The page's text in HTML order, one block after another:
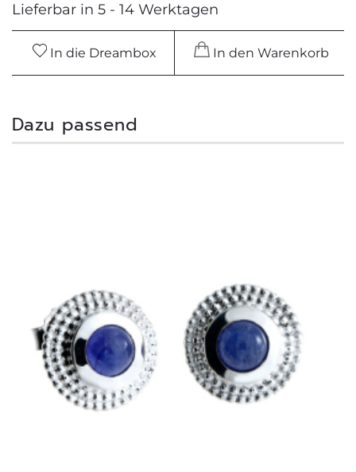
Lieferbar in 5 - 14 Werktagen
In die Dreambox In den Warenkorb
Dazu passend